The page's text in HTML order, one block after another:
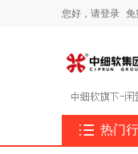
您好， 请登录 免
 热门